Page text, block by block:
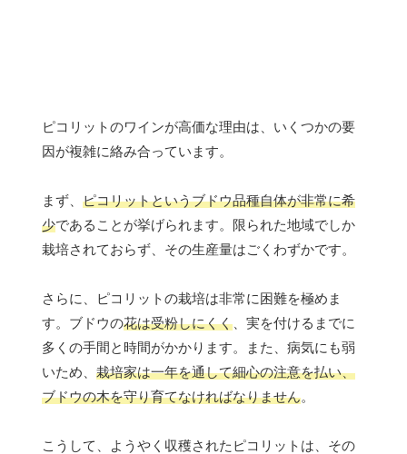
ピコリットのワインが高価な理由は、いくつかの要
因が複雑に絡み合っています。
まず、 ピコリットというブドウ品種自体が非常に希
少であることが挙げられます。限られた地域でしか
栽培されておらず、その生産量はごくわずかです。
さらに、ピコリットの栽培は非常に困難を極めま
す。ブドウの花は受粉しにくく 、実を付けるまでに
多くの手間と時間がかかります。また、病気にも弱
いため、 栽培家は一年を通して細心の注意を払い、
ブドウの木を守り育てなければなりません。
こうして、ようやく収穫されたピコリットは、その